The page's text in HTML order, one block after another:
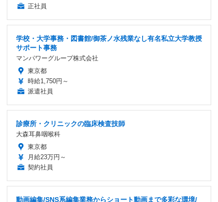
正社員
学校・大学事務・図書館/御茶ノ水残業なし有名私立大学教授
サポート事務
マンパワーグループ株式会社
東京都
時給1,750円～
派遣社員
診療所・クリニックの臨床検査技師
大森耳鼻咽喉科
東京都
月給23万円～
契約社員
動画編集/SNS系編集業務からショート動画まで多彩な環境/